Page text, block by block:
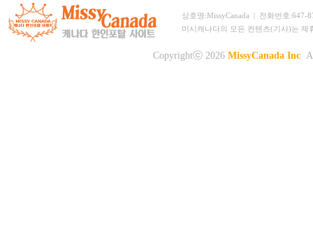
상호명:MissyCanada | 전화번호:647-
미시캐나다의 모든 컨텐츠(기사)는
Copyrightⓒ 2026 MissyCanada Inc